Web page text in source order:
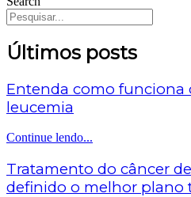
Últimos posts
Entenda como funciona
leucemia
Continue lendo...
Tratamento do câncer
definido o melhor plano